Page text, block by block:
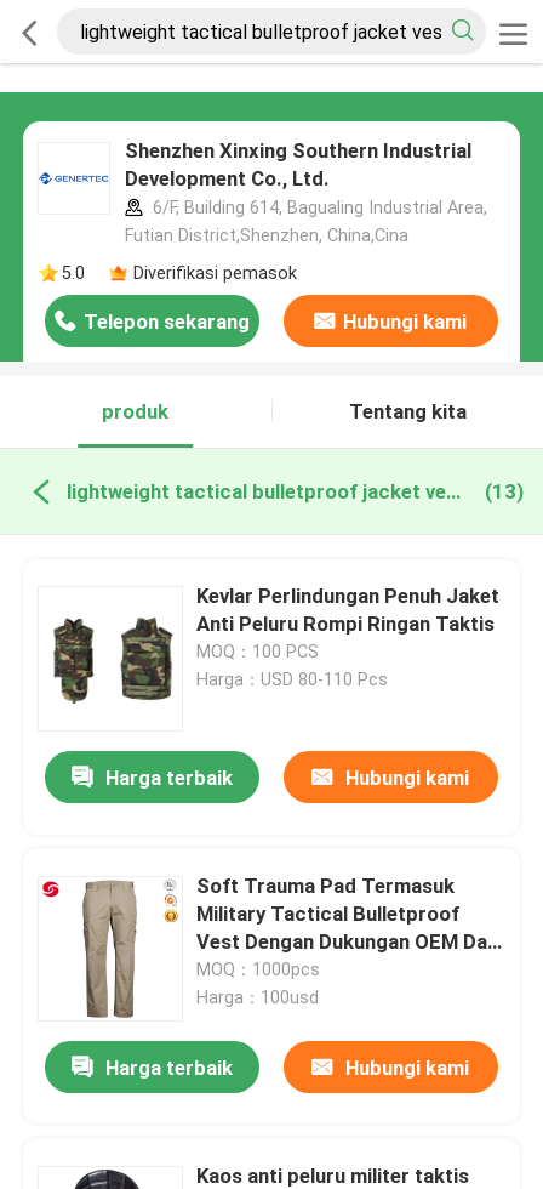
Shenzhen Xinxing Southern Industrial
Development Co., Ltd.
6/F, Building 614, Bagualing Industrial Area,
Futian District,Shenzhen, China,Cina
5.0
Diverifikasi pemasok
Telepon sekarang Hubungi kami
produk Tentang kita
lightweight tactical bulletproof jacket vest pembuatan online (13)
Kevlar Perlindungan Penuh Jaket
Anti Peluru Rompi Ringan Taktis
MOQ：100 PCS
Harga：USD 80-110 Pcs
Harga terbaik Hubungi kami
Soft Trauma Pad Termasuk
Military Tactical Bulletproof
Vest Dengan Dukungan OEM Dan
NIJ III Tingkat Perlindungan
MOQ：1000pcs
Harga：100usd
Harga terbaik Hubungi kami
Kaos anti peluru militer taktis